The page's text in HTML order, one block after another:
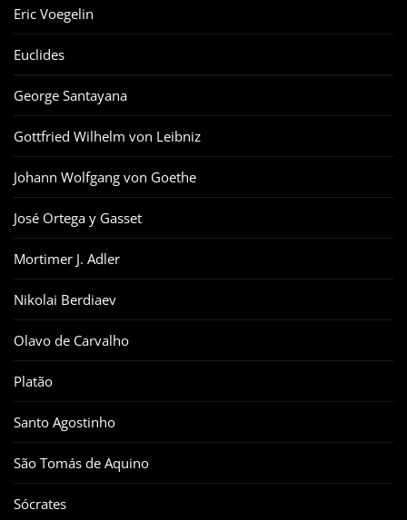
Eric Voegelin
Euclides
George Santayana
Gottfried Wilhelm von Leibniz
Johann Wolfgang von Goethe
José Ortega y Gasset
Mortimer J. Adler
Nikolai Berdiaev
Olavo de Carvalho
Platão
Santo Agostinho
São Tomás de Aquino
Sócrates